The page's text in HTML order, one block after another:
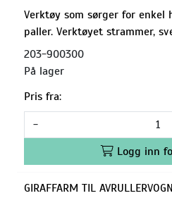
Verktøy som sørger for enkel
paller. Verktøyet strammer,
203-900300
På lager
Pris fra:
-
Logg inn
GIRAFFARM TIL AVRULLERVOGN